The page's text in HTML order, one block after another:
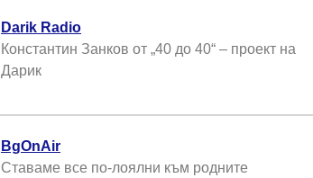
Darik Radio
Константин Занков от „40 дo 40“ – проект на
Дарик
BgOnAir
Ставаме все по-лоялни към родните